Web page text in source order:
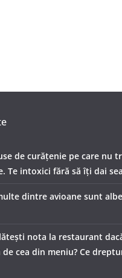
de curăţenie pe care nu
Te intoxici fără să îţi dai
dintre avioane sunt
nota la restaurant
cea din meniu? Ce